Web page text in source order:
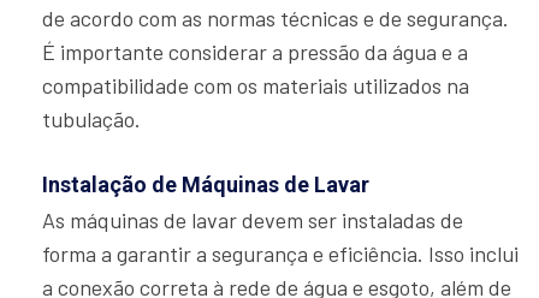
de acordo com as normas técnicas e de segurança.
É importante considerar a pressão da água e a
compatibilidade com os materiais utilizados na
tubulação.
Instalação de Máquinas de Lavar
As máquinas de lavar devem ser instaladas de
forma a garantir a segurança e eficiência. Isso inclui
a conexão correta à rede de água e esgoto, além de